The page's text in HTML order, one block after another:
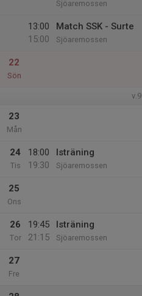
Sjöaremossen
13:00
15:00
Match SSK - Surte
Sjöaremossen
22
Sön
v.9
23
Mån
24
Tis
18:00
19:30
Isträning
Sjöaremossen
25
Ons
26
Tor
19:45
21:15
Isträning
Sjöaremossen
27
Fre